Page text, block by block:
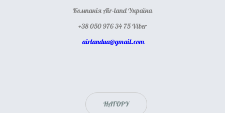
Компанія Air-land Україна
+38 050 976 34 75 Viber
airlandua@gmail.com
НАГОРУ